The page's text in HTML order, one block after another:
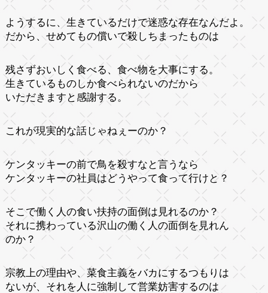
ようするに、生きているだけで迷惑な存在なんだよ。
だから、せめてもの償いで殺しちまったものは
残さずおいしく食べる、食べ物を大事にする。
生きているものしか食べられないのだから
いただきますと感謝する。
これが現実的な話じゃねぇーのか？
ケンタッキーの前で鳥を殺すなと言うなら
ケンタッキーの社員はどうやって食って行けと？
そこで働く人の食い扶持の面倒は見れるのか？
それに携わっている沢山の働く人の面倒を見れん
のか？
宗教上の理由や、菜食主義をバカにするつもりは
ないが、それを人に強制して営業妨害するのは